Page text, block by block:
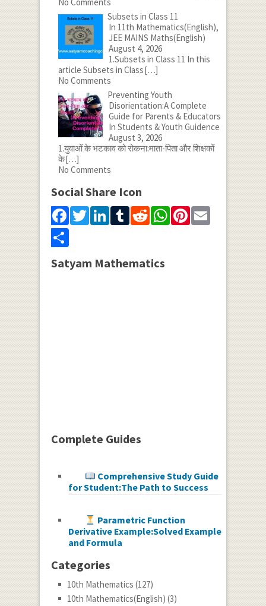
Subsets in Class 11
In 11th Mathematics(English),
JEE MAINS Maths(English)
August 4, 2026
1.Subsets in Class 11 In this
article Subsets in Class[…]
No Comments
Preventing Youth
Disorientation:A Complete
Guide for Parents & Educators
In Students & Youth Guidence
August 3, 2026
1.युवाओं के भटकाव को रोकना:माता-पिता और शिक्षकों
के[…]
No Comments
Social Share Icon
Facebook
Twitter
LinkedIn
Tumblr
Reddit
WhatsApp
Pinterest
Email
Share
Satyam Mathematics
Complete Guides
Comprehensive Study Guide
for Student:The Path to Success
Parametric Function
Derivative Example:Solved Example
and Formula
Categories
10th Mathematics (127)
10th Mathematics(English) (3)